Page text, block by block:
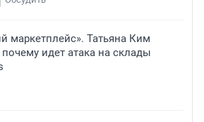
маркетплейс». Татьяна Ким
почему идет атака на склады